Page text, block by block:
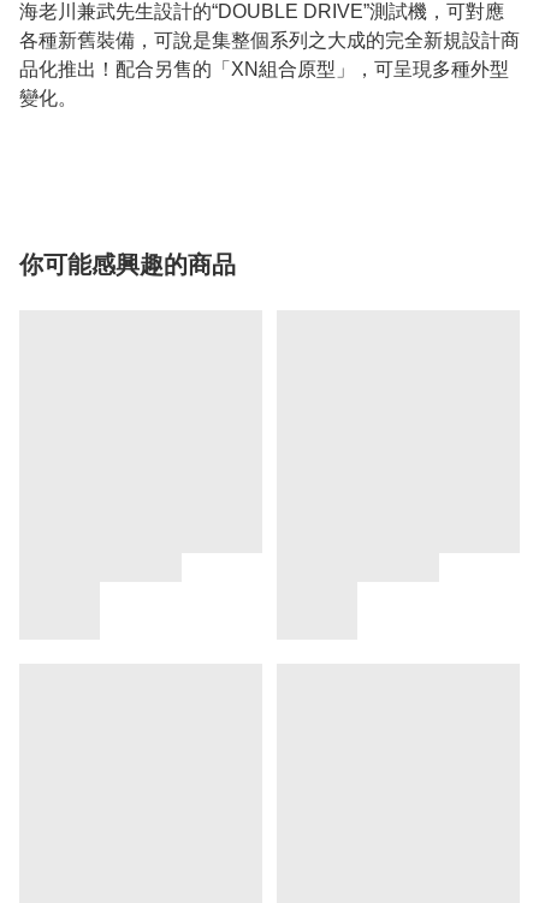
海老川兼武先生設計的“DOUBLE DRIVE”測試機，可對應
各種新舊裝備，可說是集整個系列之大成的完全新規設計商
品化推出！配合另售的「XN組合原型」，可呈現多種外型
變化。
你可能感興趣的商品